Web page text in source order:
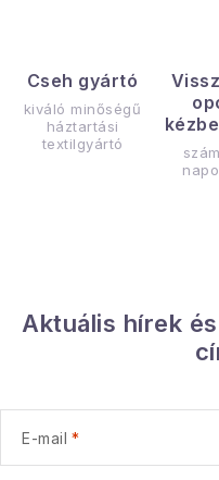
Cseh gyártó
kiváló minőségű
háztartási
textilgyártó
Aktuális hírek
E-mail